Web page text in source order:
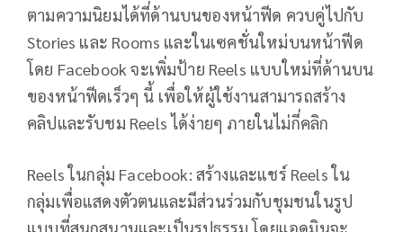
ตามความนิยมได้ที่ด้านบนของหน้าฟีด ควบคู่ไปกับ
Stories และ Rooms และในเซคชั่นใหม่บนหน้าฟีด
โดย Facebook จะเพิ่มป้าย Reels แบบใหม่ที่ด้านบน
ของหน้าฟีดเร็วๆ นี้ เพื่อให้ผู้ใช้งานสามารถสร้าง
คลิปและรับชม Reels ได้ง่ายๆ ภายในไม่กี่คลิก
Reels ในกลุ่ม Facebook: สร้างและแชร์ Reels ใน
กลุ่มเพื่อแสดงตัวตนและมีส่วนร่วมกับชุมชนในรูป